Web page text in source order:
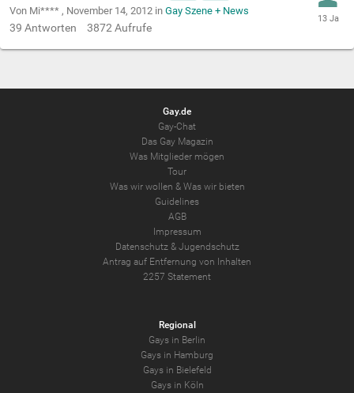
Von Mi**** , November 14, 2012 in Gay Szene + News
39 Antworten 3872 Aufrufe
Gay.de
Gay-Chat
Das Gay Magazin
Was Mitglieder mögen
Tour
Was wir wollen & Was wir bieten
Guidelines
AGB
Impressum
Datenschutz& Jugendschutz
Antrag auf Entfernung von Inhalten
2257 Statement
Regional
Gays in Berlin
Gays in Hamburg
Gays in Bielefeld
Gays in Köln